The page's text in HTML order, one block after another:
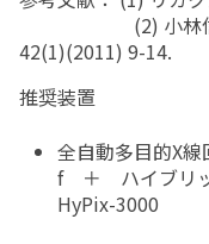
(2) 小林信太郎,
42(1)(2011) 9-14.
推奨装置
全自動多目的X
f ＋ ハイブリッ
HyPix-3000